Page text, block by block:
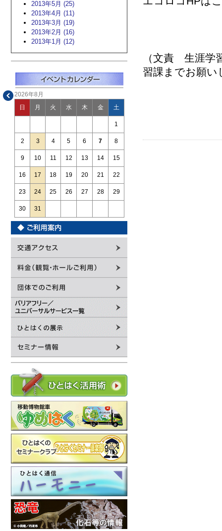
2013年5月 (25)
2013年4月 (11)
2013年3月 (19)
2013年2月 (16)
2013年1月 (12)
2026年8月
日 月 火 水 木 金 土
1
2 3 4 5 6 7 8
9 10 11 12 13 14 15
16 17 18 19 20 21 22
23 24 25 26 27 28 29
30 31
（文責 生涯
習課までお願い